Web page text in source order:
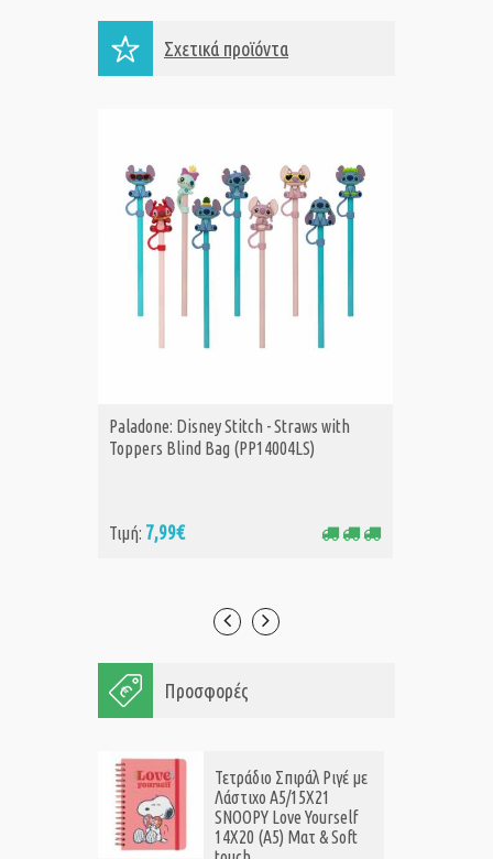
Σχετικά προϊόντα
ΑΓΟΡΑ
Paladone: Disney Stitch - Straws with
Toppers Blind Bag (PP14004LS)
Τιμή: 7,99€
Προσφορές
Τετράδιο Σπιράλ Ριγέ με
Λάστιχο A5/15X21
SNOOPY Love Yourself
14X20 (Α5) Ματ & Soft